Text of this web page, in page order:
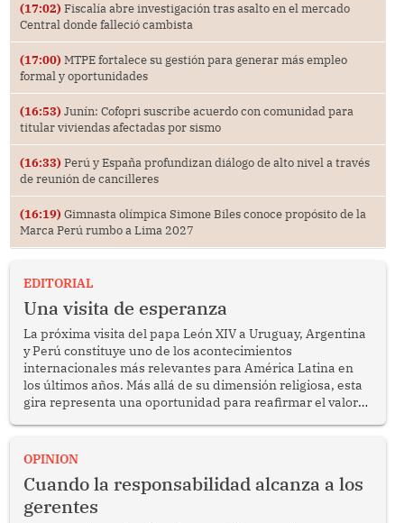
(17:02) Fiscalía abre investigación tras asalto en el mercado
Central donde falleció cambista
(17:00) MTPE fortalece su gestión para generar más empleo
formal y oportunidades
(16:53) Junín: Cofopri suscribe acuerdo con comunidad para
titular viviendas afectadas por sismo
(16:33) Perú y España profundizan diálogo de alto nivel a través
de reunión de cancilleres
(16:19) Gimnasta olímpica Simone Biles conoce propósito de la
Marca Perú rumbo a Lima 2027
EDITORIAL
Una visita de esperanza
La próxima visita del papa León XIV a Uruguay, Argentina
y Perú constituye uno de los acontecimientos
internacionales más relevantes para América Latina en
los últimos años. Más allá de su dimensión religiosa, esta
gira representa una oportunidad para reafirmar el valor
enfrenta desafíos en materia de desarrollo, cohesión
OPINION
Cuando la responsabilidad alcanza a los
gerentes